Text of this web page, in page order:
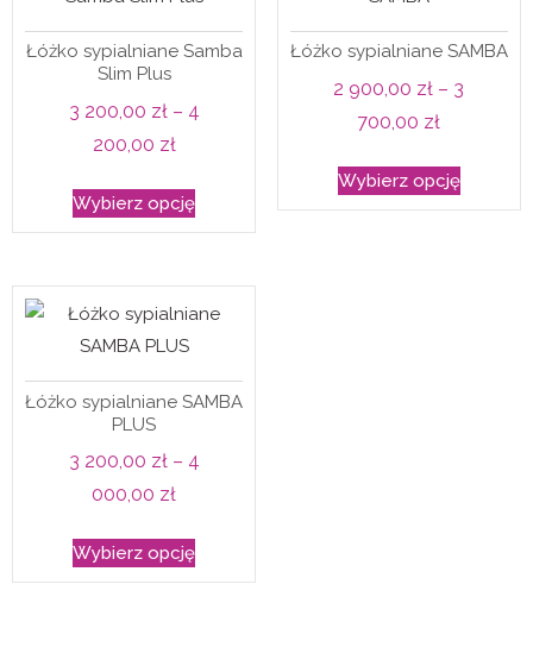
Łóżko sypialniane Samba
Slim Plus
3 200,00 zł – 4
200,00 złZakres
od
do
4
200,00 zł
Wybierz opcję
Ten
produkt
wiele
wariantów.
można
wybrać
stronie
Łóżko sypialniane SAMBA
2 900,00 zł – 3
700,00 złZakres
od
Wybierz opcję
Ten
produkt
Łóżko sypialniane SAMBA
PLUS
3 200,00 zł – 4
000,00 złZakres
od
Wybierz opcję
Ten
produkt